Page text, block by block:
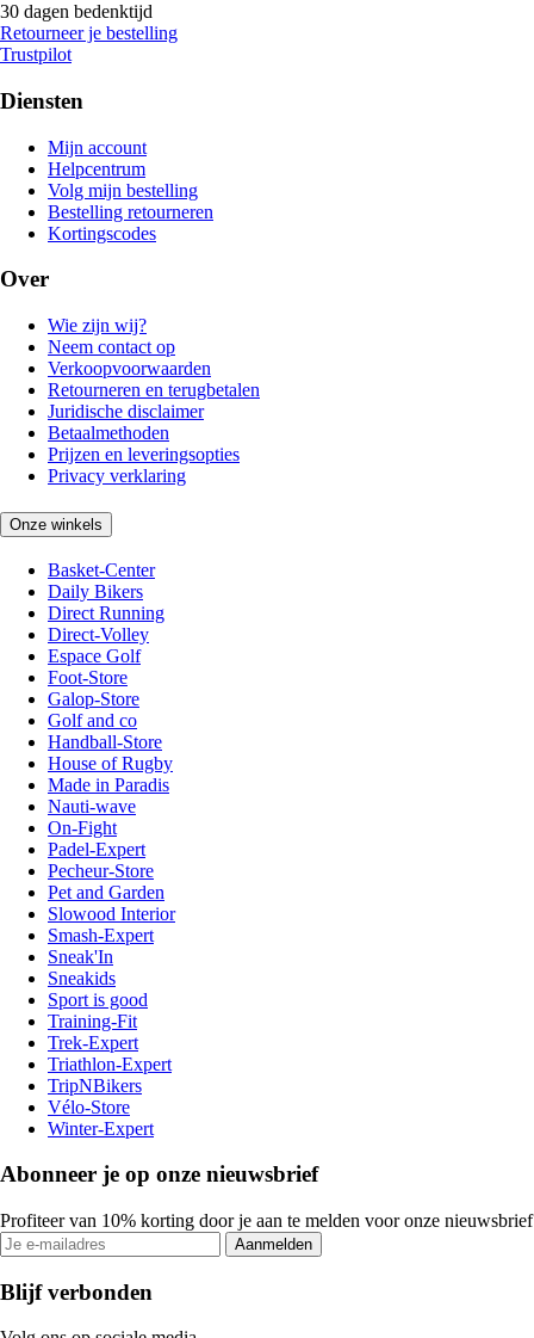
30 dagen bedenktijd
Retourneer je bestelling
Trustpilot
Diensten
Mijn account
Helpcentrum
Volg mijn bestelling
Bestelling retourneren
Kortingscodes
Over
Wie zijn wij?
Neem contact op
Verkoopvoorwaarden
Retourneren en terugbetalen
Juridische disclaimer
Betaalmethoden
Prijzen en leveringsopties
Privacy verklaring
Onze winkels
Basket-Center
Daily Bikers
Direct Running
Direct-Volley
Espace Golf
Foot-Store
Galop-Store
Golf and co
Handball-Store
House of Rugby
Made in Paradis
Nauti-wave
On-Fight
Padel-Expert
Pecheur-Store
Pet and Garden
Slowood Interior
Smash-Expert
Sneak'In
Sneakids
Sport is good
Training-Fit
Trek-Expert
Triathlon-Expert
TripNBikers
Vélo-Store
Winter-Expert
Abonneer je op onze nieuwsbrief
Profiteer van 10% korting door je aan te melden voor onze nieuwsbrief
Aanmelden
Blijf verbonden